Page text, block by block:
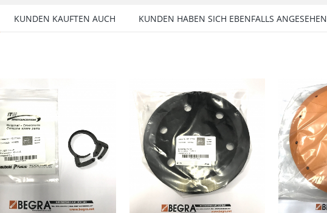
KUNDEN KAUFTEN AUCH KUNDEN HABEN SICH EBENFALLS ANGESEHEN